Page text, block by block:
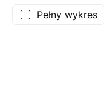
Pełny wykres